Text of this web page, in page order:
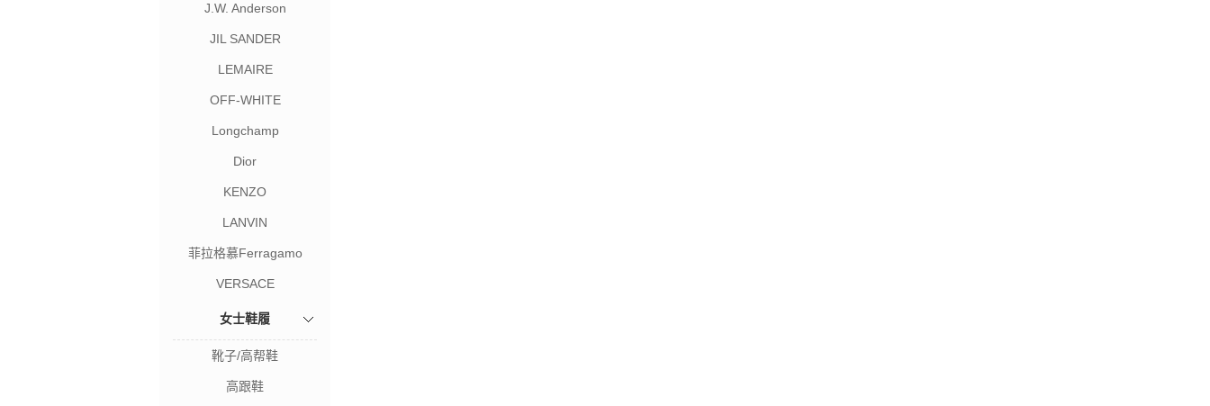
J.W. Anderson
JIL SANDER
LEMAIRE
OFF-WHITE
Longchamp
Dior
KENZO
LANVIN
菲拉格慕Ferragamo
VERSACE
女士鞋履
靴子/高帮鞋
高跟鞋